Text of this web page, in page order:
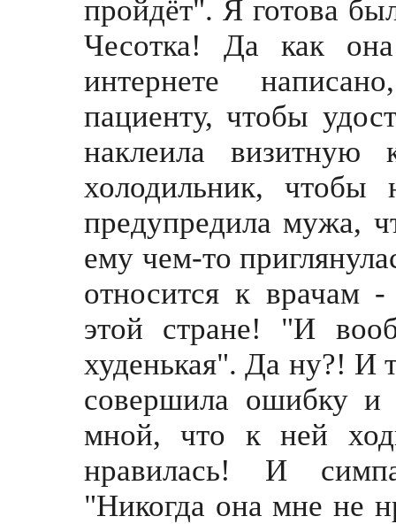
пройдёт". Я готова
Чесотка! Да как
интернете
пациенту, чтобы
наклеила визитную
холодильник, чтобы
предупредила мужа,
ему чем-то
относится к врачам
этой стране! "И
худенькая". Да ну?! И
совершила ошибку и
мной, что к ней
нравилась! И
"Никогда она мне не